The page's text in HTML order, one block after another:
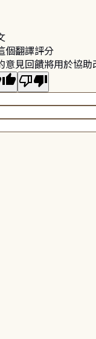
個翻譯評分
意見回饋將用於協